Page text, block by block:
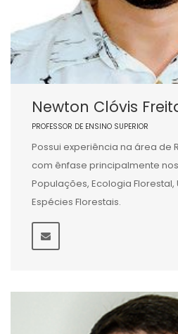
Newton Clóvis
PROFESSOR DE ENSINO SUPERIOR
Possui experiência na área de
com ênfase principalmente
Populações, Ecologia
Espécies Florestais.